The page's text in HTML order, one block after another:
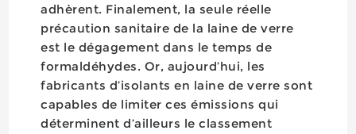
adhèrent. Finalement, la seule réelle
précaution sanitaire de la laine de verre
est le dégagement dans le temps de
formaldéhydes. Or, aujourd’hui, les
fabricants d’isolants en laine de verre sont
capables de limiter ces émissions qui
déterminent d’ailleurs le classement